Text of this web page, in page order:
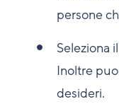
persone
Seleziona
Inoltre
desideri.